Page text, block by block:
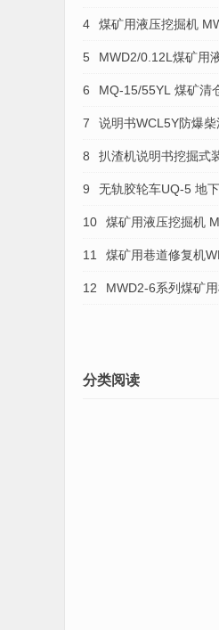
4 煤矿用液压挖掘机
5 MWD2/0.12L煤矿用
6 MQ-15/55YL 煤矿清
7 说明书WCL5Y防爆
8 扒渣机说明书挖掘式
9 无轨胶轮车UQ-5 地
无轨轮胎式运矿车
10 煤矿用液压挖掘机
书
11 煤矿用巷道修复机
书WPZ-30/600L（中）
12 MWD2-6系列煤矿
分类阅读